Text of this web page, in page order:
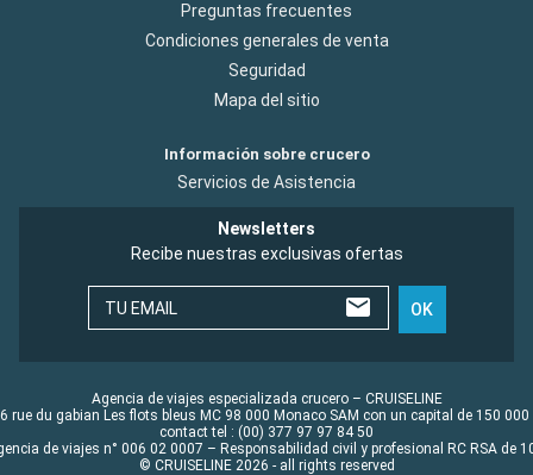
Preguntas frecuentes
Condiciones generales de venta
Seguridad
Mapa del sitio
Información sobre crucero
Servicios de Asistencia
Newsletters
Recibe nuestras exclusivas ofertas
TU EMAIL OK
Agencia de viajes especializada crucero – CRUISELINE
rue du gabian Les flots bleus MC 98 000 Monaco SAM con un capital de 150 000
contact tel : (00) 377 97 97 84 50
de viajes n° 006 02 0007 – Responsabilidad civil y profesional RC RSA de
© CRUISELINE 2026 - all rights reserved